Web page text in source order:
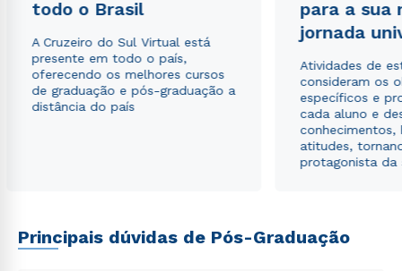
todo o Brasil
A Cruzeiro do Sul Virtual está
presente em todo o país,
oferecendo os melhores cursos
de graduação e pós-graduação a
distância do país
para a sua
jornada
Atividades de
consideram os
específicos e
cada aluno e
conhecimentos,
atitudes,
protagonista da
Principais dúvidas de Pós-Graduação